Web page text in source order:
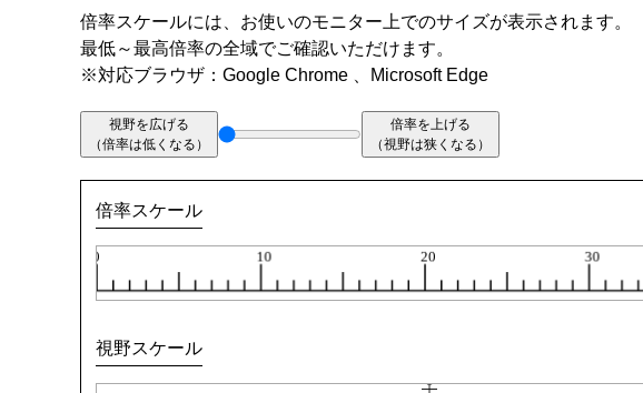
倍率スケールには、お使いのモニター上でのサイズが表示されます。
最低～最高倍率の全域でご確認いただけます。
※対応ブラウザ：Google Chrome 、Microsoft Edge
視野を広げる
（倍率は低くなる）
倍率を上げる
（視野は狭くなる）
倍率スケール
視野スケール